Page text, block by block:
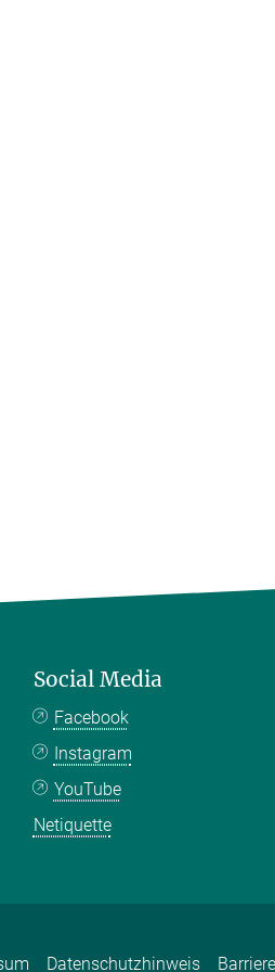
Social Media
Facebook
Instagram
YouTube
Netiquette
Datenschutzhinweis